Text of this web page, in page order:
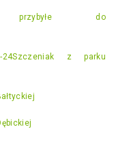
przybyłe do
24Szczeniak z parku